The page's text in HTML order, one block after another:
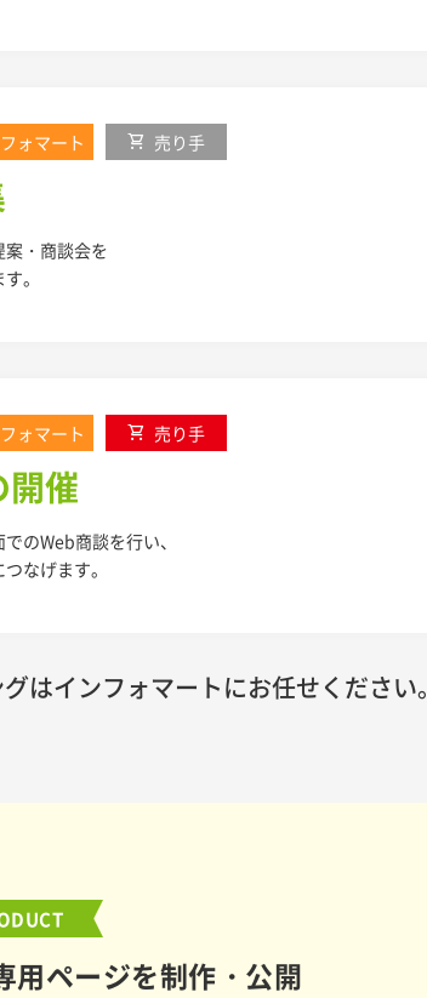
ォマート shopping_cart 売り手
・商談会を
。
ォマート shopping_cart 売り手
催
のWeb商談を行い、
なげます。
はインフォマートにお任せください。
用ページを制作・公開